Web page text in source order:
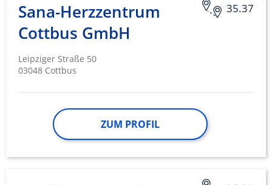
35.37
Sana-Herzzentrum
Cottbus GmbH
Leipziger Straße 50
03048 Cottbus
ZUM PROFIL